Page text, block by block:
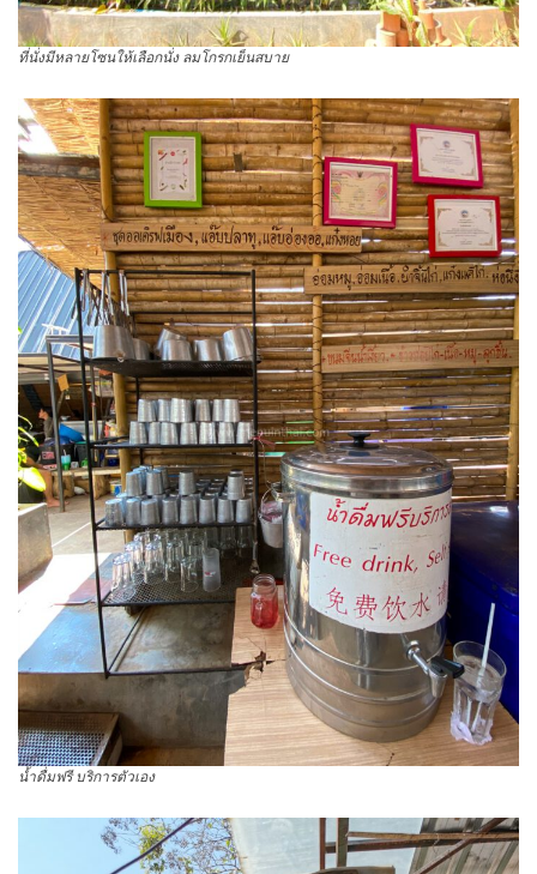
ที่นั่งมีหลายโซนให้เลือกนั่ง ลมโกรกเย็นสบาย
น้ำดื่มฟรี บริการตัวเอง